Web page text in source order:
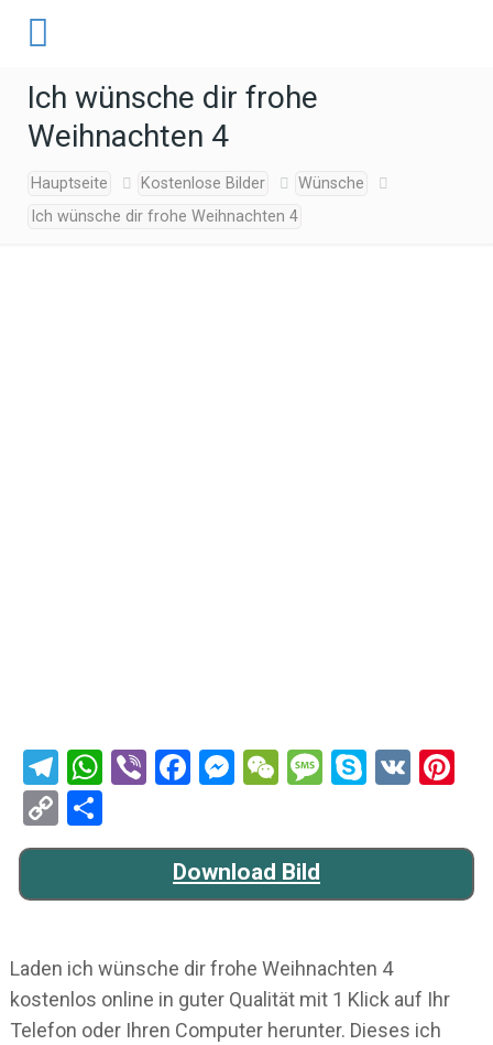
Ich wünsche dir frohe
Weihnachten 4
Hauptseite Kostenlose Bilder
Wünsche
Ich wünsche dir frohe Weihnachten 4
Telegram
WhatsApp
ViberFacebook
Messenger
WeChat
Message
Skype
VK
Copy
Link
Download Bild
Laden ich wünsche dir frohe Weihnachten 4
kostenlos online in guter Qualität mit 1 Klick auf Ihr
Telefon oder Ihren Computer herunter. Dieses ich